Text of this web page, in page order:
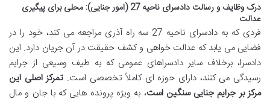
درک وظایف و رسالت دادسرای ناحیه 27 (امور جنایی): محلی برای پیگیری
عدالت
فردی که به دادسرای ناحیه 27 سه راه آذری مراجعه می کند، خود را در
فضایی می یابد که عدالت خواهی و کشف حقیقت در آن جریان دارد. این
دادسرا، برخلاف سایر دادسراهای عمومی که به طیف وسیعی از جرایم
رسیدگی می کنند، دارای حوزه ای کاملاً تخصصی است. تمرکز اصلی این
مرکز بر جرایم جنایی سنگین است، به ویژه پرونده هایی که با جان و مال